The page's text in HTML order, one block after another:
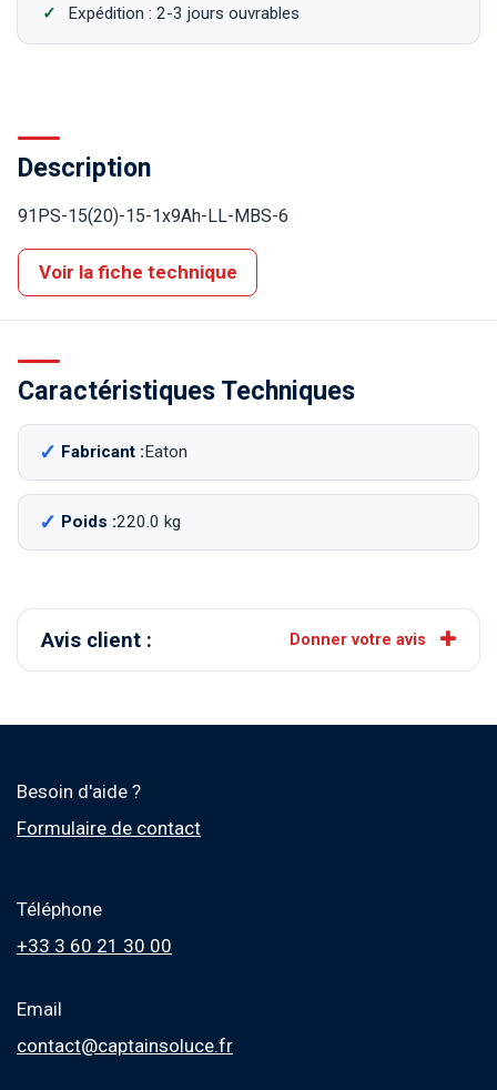
Expédition : 2-3 jours ouvrables
Description
91PS-15(20)-15-1x9Ah-LL-MBS-6
Voir la fiche technique
Caractéristiques Techniques
Fabricant : Eaton
Poids :220.0 kg
Avis client : Donner votre avis
Besoin d'aide ?
Formulaire de contact
Téléphone
+33 3 60 21 30 00
Email
contact@captainsoluce.fr